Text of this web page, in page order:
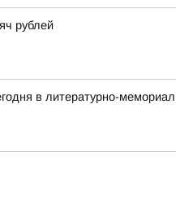
рублей
в литературно-